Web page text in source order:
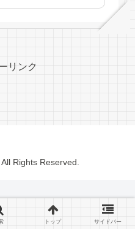
リンク
Rights Reserved.
トップ サイドバー